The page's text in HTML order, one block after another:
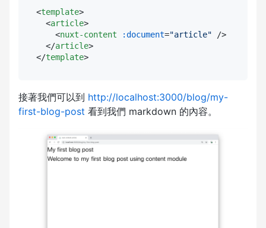
<template>
<article>
<nuxt-content :document="article" />
</article>
</template>
接著我們可以到 http://localhost:3000/blog/my-
first-blog-post 看到我們 markdown 的內容。